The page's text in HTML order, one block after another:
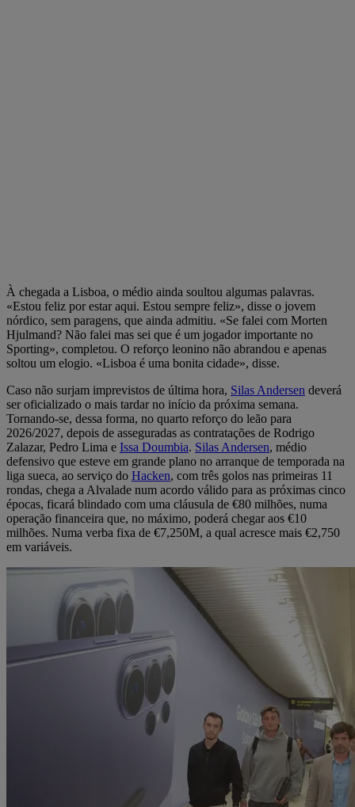
À chegada a Lisboa, o médio ainda soultou algumas palavras.
«Estou feliz por estar aqui. Estou sempre feliz», disse o jovem
nórdico, sem paragens, que ainda admitiu. «Se falei com Morten
Hjulmand? Não falei mas sei que é um jogador importante no
Sporting», completou. O reforço leonino não abrandou e apenas
soltou um elogio. «Lisboa é uma bonita cidade», disse.
Caso não surjam imprevistos de última hora, Silas Andersen deverá
ser oficializado o mais tardar no início da próxima semana.
Tornando-se, dessa forma, no quarto reforço do leão para
2026/2027, depois de asseguradas as contratações de Rodrigo
Zalazar, Pedro Lima e Issa Doumbia. Silas Andersen, médio
defensivo que esteve em grande plano no arranque de temporada na
liga sueca, ao serviço do Hacken, com três golos nas primeiras 11
rondas, chega a Alvalade num acordo válido para as próximas cinco
épocas, ficará blindado com uma cláusula de €80 milhões, numa
operação financeira que, no máximo, poderá chegar aos €10
milhões. Numa verba fixa de €7,250M, a qual acresce mais €2,750
em variáveis.